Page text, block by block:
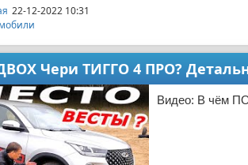
22-12-2022 10:31
Чери ТИГГО 4 ПРО?
Видео: В чём